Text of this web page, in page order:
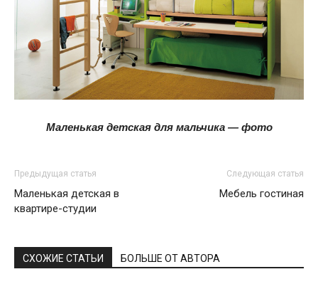
Маленькая детская для мальчика — фото
Предыдущая статья
Маленькая детская в
квартире-студии
Следующая статья
Мебель гостиная
СХОЖИЕ СТАТЬИ БОЛЬШЕ ОТ АВТОРА